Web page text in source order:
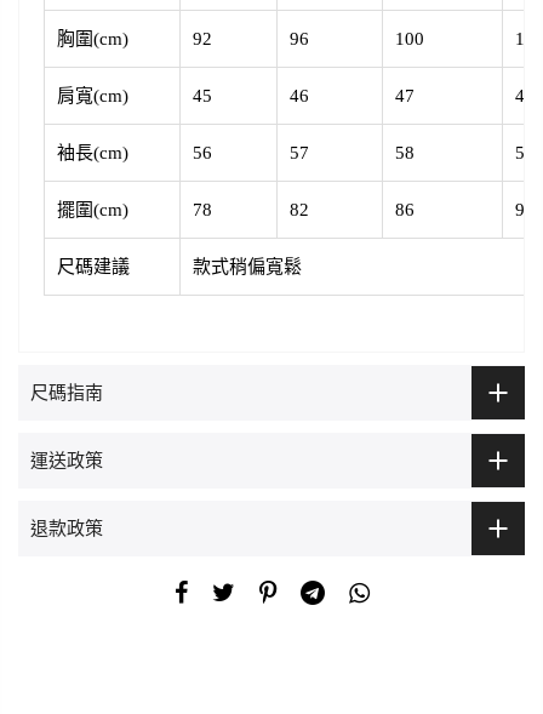
胸圍(cm) 92 96 100 104
肩寬(cm) 45 46 47 48
袖長(cm) 56 57 58 59
擺圍(cm) 78 82 86 90
尺碼建議 款式稍偏寬鬆
尺碼指南
運送政策
退款政策